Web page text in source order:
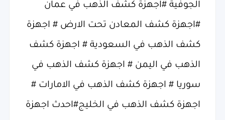
الجوفية #اجهزة كشف الذهب في عمان
#اجهزة كشف المعادن تحت الارض # اجهزة
كشف الذهب في السعودية # اجهزة كشف
الذهب في اليمن # اجهزة كشف الذهب في
سوريا # اجهزة كشف الذهب في الامارات #
اجهزة كشف الذهب في الخليج#احدث اجهزة